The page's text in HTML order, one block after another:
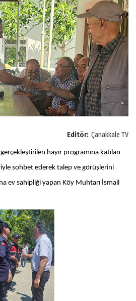
Editör: Çanakkale TV
hayır programına katılan
sohbet ederek talep ve görüşlerini
ev sahipliği yapan Köy Muhtarı İsmail